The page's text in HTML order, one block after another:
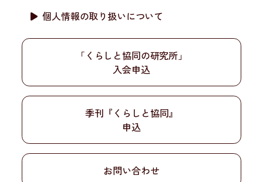
個人情報の取り扱いについて
「くらしと協同の研究所」
入会申込
季刊『くらしと協同』
申込
お問い合わせ